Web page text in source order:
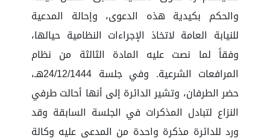
والحكم بكيدية هذه الدعوى، وإحالة المدعية
للنيابة العامة لاتخاذ الإجراءات النظامية حيالها،
وفقاً لما نصت عليه المادة الثالثة من نظام
المرافعات الشرعية. وفي جلسة 24/12/1444هـ،
حضر الطرفان، وتشير الدائرة إلى أنها أحالت طرفي
النزاع لتبادل المذكرات في الجلسة السابقة وقد
ورد للدائرة مذكرة واحدة من المدعى عليه وكالة